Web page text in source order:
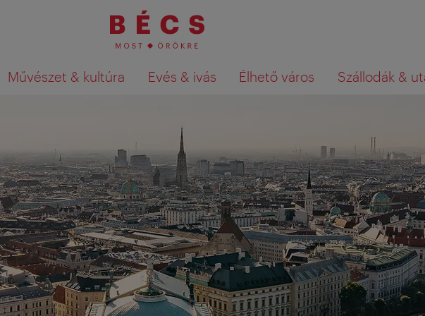
Művészet & kultúra Evés & ivás Élhető város Szállodák &